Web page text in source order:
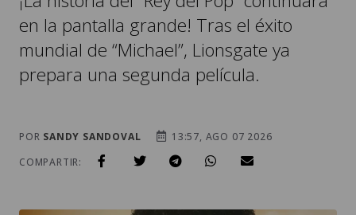
en la pantalla grande! Tras el éxito
mundial de “Michael”, Lionsgate ya
prepara una segunda película.
POR SANDY SANDOVAL
13:57, AGO 07 2026
COMPARTIR: